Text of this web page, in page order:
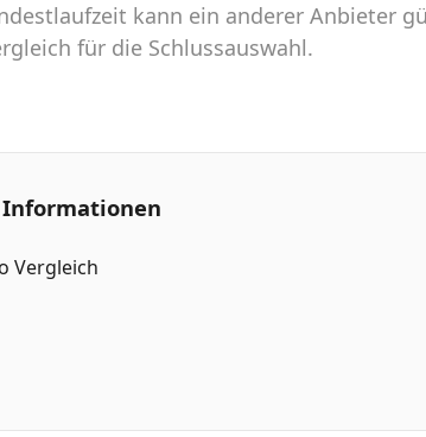
kann ein anderer Anbieter
für die Schlussauswahl.
Vergleich